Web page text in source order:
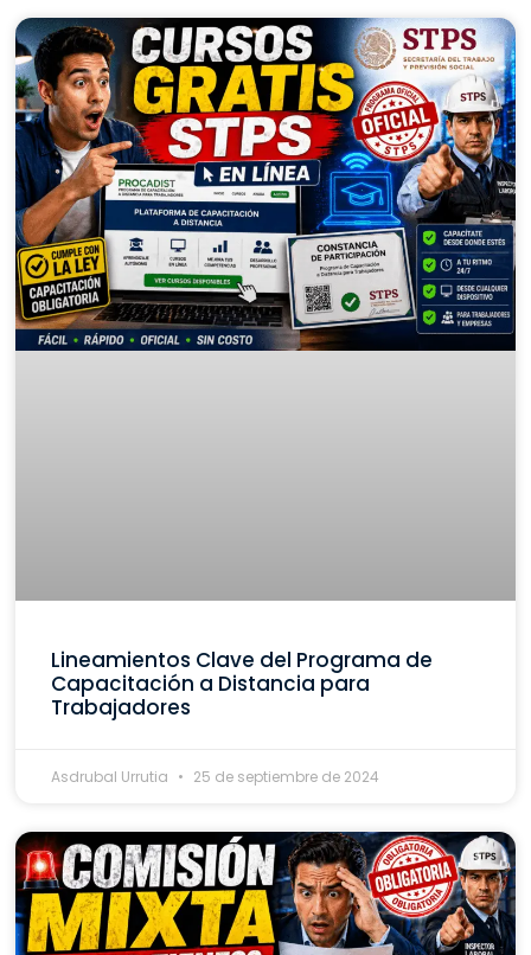
Lineamientos Clave del Programa de
Capacitación a Distancia para
Trabajadores
Asdrubal Urrutia 25 de septiembre de 2024